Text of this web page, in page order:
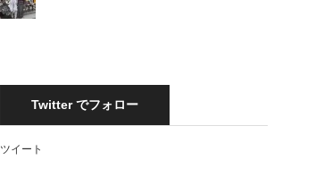
Twitter でフォロー
ツイート